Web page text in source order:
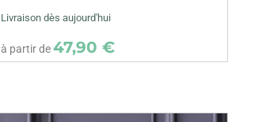
Livraison dès aujourd'hui
à partir de47,90 €